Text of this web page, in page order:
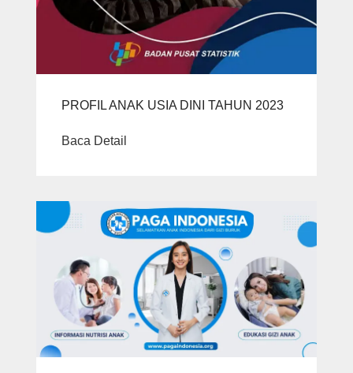
PROFIL ANAK USIA DINI TAHUN 2023
Baca Detail